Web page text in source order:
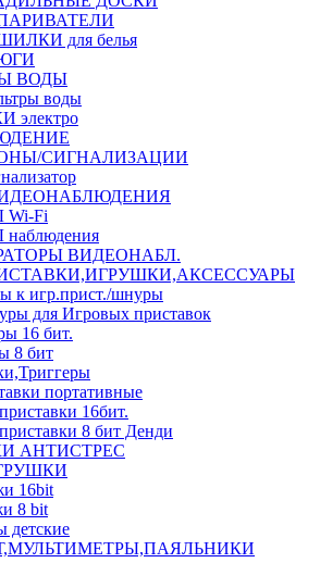
для белья
ВОДЫ
воды
электро
СИГНАЛИЗАЦИИ
Fi
ВИДЕОНАБЛ.
к игр.прист./шнуры
для Игровых приставок
16 бит.
8 бит
портативные
16бит.
8 бит Денди
АНТИСТРЕС
16bit
8 bit
детские